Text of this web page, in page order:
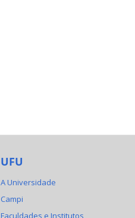
UFU
A Universidade
Campi
Faculdades e Institutos